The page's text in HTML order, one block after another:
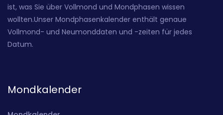
ist, was Sie über Vollmond und Mondphasen wissen
wollten.Unser Mondphasenkalender enthält genaue
Vollmond- und Neumonddaten und -zeiten für jedes
Datum.
Mondkalender